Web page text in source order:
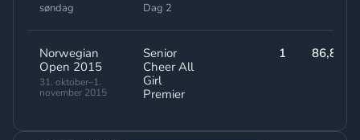
søndag Dag 2
Norwegian
Open 2015
31. oktober–1.
november 2015
Senior
Cheer All
Girl
Premier
1 86,80